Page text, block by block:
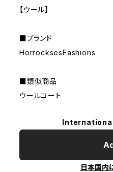
【ウール】
■ブランド
HorrocksesFashions
■類似商品
ウールコート
日本国内